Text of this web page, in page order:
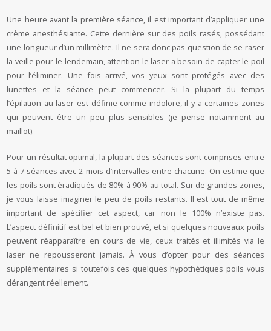
Une heure avant la première séance, il est important d’appliquer une
crème anesthésiante. Cette dernière sur des poils rasés, possédant
une longueur d’un millimètre. Il ne sera donc pas question de se raser
la veille pour le lendemain, attention le laser a besoin de capter le poil
pour l’éliminer. Une fois arrivé, vos yeux sont protégés avec des
lunettes et la séance peut commencer. Si la plupart du temps
l’épilation au laser est définie comme indolore, il y a certaines zones
qui peuvent être un peu plus sensibles (je pense notamment au
maillot).
Pour un résultat optimal, la plupart des séances sont comprises entre
5 à 7 séances avec 2 mois d’intervalles entre chacune. On estime que
les poils sont éradiqués de 80% à 90% au total. Sur de grandes zones,
je vous laisse imaginer le peu de poils restants. Il est tout de même
important de spécifier cet aspect, car non le 100% n’existe pas.
L’aspect définitif est bel et bien prouvé, et si quelques nouveaux poils
peuvent réapparaître en cours de vie, ceux traités et illimités via le
laser ne repousseront jamais. À vous d’opter pour des séances
supplémentaires si toutefois ces quelques hypothétiques poils vous
dérangent réellement.